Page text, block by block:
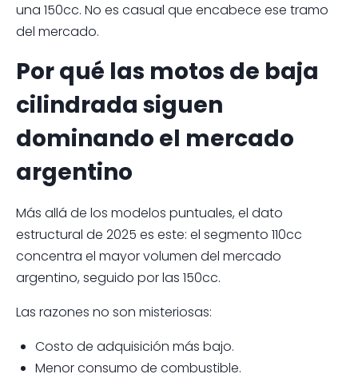
una 150cc. No es casual que encabece ese tramo
del mercado.
Por qué las motos de baja
cilindrada siguen
dominando el mercado
argentino
Más allá de los modelos puntuales, el dato
estructural de 2025 es este: el segmento 110cc
concentra el mayor volumen del mercado
argentino, seguido por las 150cc.
Las razones no son misteriosas:
Costo de adquisición más bajo.
Menor consumo de combustible.